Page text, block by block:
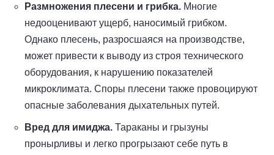
Размножения плесени и грибка. Многие
недооценивают ущерб, наносимый грибком.
Однако плесень, разросшаяся на производстве,
может привести к выводу из строя технического
оборудования, к нарушению показателей
микроклимата. Споры плесени также провоцируют
опасные заболевания дыхательных путей.
Вред для имиджа. Тараканы и грызуны
пронырливы и легко прогрызают себе путь в